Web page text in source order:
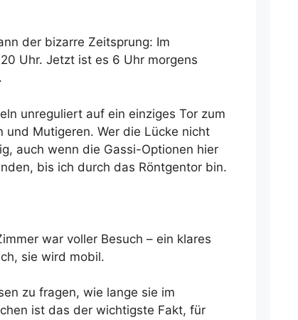
der bizarre Zeitsprung: Im
Uhr. Jetzt ist es 6 Uhr morgens
unreguliert auf ein einziges Tor zum
und Mutigeren. Wer die Lücke nicht
auch wenn die Gassi-Optionen hier
bis ich durch das Röntgentor bin.
war voller Besuch – ein klares
sie wird mobil.
zu fragen, wie lange sie im
ist das der wichtigste Fakt, für